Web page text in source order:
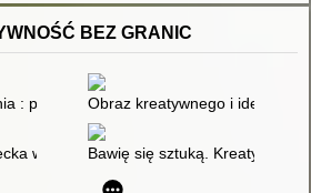
BEZ GRANIC
: podręcznik dla nauczyciela. Cz. 2,
Obraz kreatywnego i
w edukacji plastycznej - nowe
Bawię się sztuką. Kreatywnie